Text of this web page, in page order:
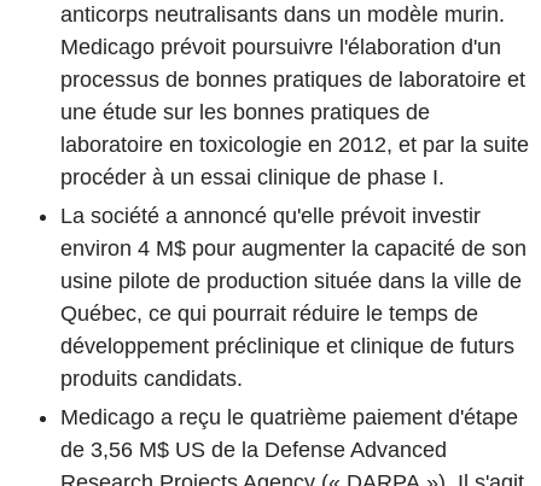
anticorps neutralisants dans un modèle murin.
Medicago prévoit poursuivre l'élaboration d'un
processus de bonnes pratiques de laboratoire et
une étude sur les bonnes pratiques de
laboratoire en toxicologie en 2012, et par la suite
procéder à un essai clinique de phase I.
La société a annoncé qu'elle prévoit investir
environ 4 M$ pour augmenter la capacité de son
usine pilote de production située dans la ville de
Québec, ce qui pourrait réduire le temps de
développement préclinique et clinique de futurs
produits candidats.
Medicago a reçu le quatrième paiement d'étape
de 3,56 M$ US de la Defense Advanced